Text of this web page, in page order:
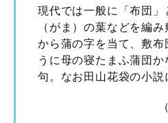
現代では一般に「布団
（がま）の葉などを編
から蒲の字を当て、敷布
うに母の寝たまふ蒲団
句。なお田山花袋の小説